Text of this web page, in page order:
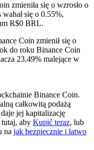
jako zabezpieczenie
zmieniła się o wzrosło o
się o 0.55%,
R$0 BRL.
Coin zmienił się o
do roku Binance Coin
23.49% malejące w
Binance Coin.
całkowitą podażą
jej kapitalizację
aby Kupić teraz, lub
na jak bezpiecznie i łatwo